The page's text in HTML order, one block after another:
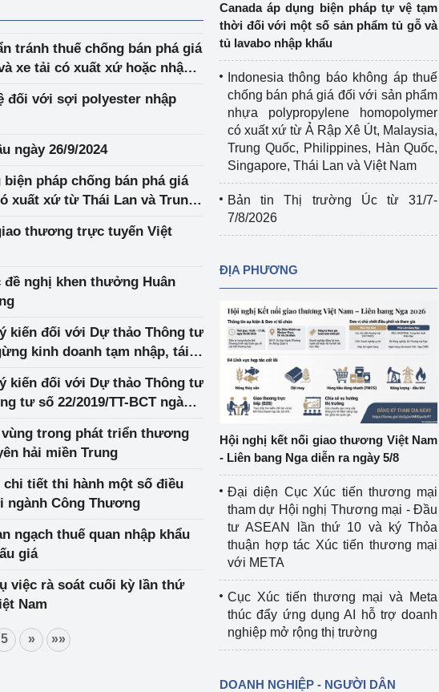
nghiệp vụ kiểm định kỹ thuật an toàn
Video bảo vệ môi trường
Album ảnh bảo vệ môi trường
Đọc báo giúp bạn
tư tưởng của Đảng
mại Khu vực miền Bắc
Khu vực miền Trung
Khu vực miền Nam
ngoàiHiệp định EVFTA
Thị trường châu Á – châu Phi
Thị trường châu Âu – châu Mỹ
nước
đưa nghị quyết
vào cuộc sống
Công nghiệp nền tảng
Sản xuất công nghiệp
lượng
tránh thuế chống bán phá giá
xe tải có xuất xứ hoặc nhập
đối với sợi polyester nhập
ngày 26/9/2024
pháp chống bán phá giá
xuất xứ từ Thái Lan và Trung
thương trực tuyến Việt
đề nghị khen thưởng Huân
kiến đối với Dự thảo Thông tư
kinh doanh tạm nhập, tái
kiến đối với Dự thảo Thông tư
tư số 22/2019/TT-BCT ngày
trong phát triển thương
hải miền Trung
tiết thi hành một số điều
ngành Công Thương
ngạch thuế quan nhập khẩu
giá
việc rà soát cuối kỳ lần thứ
Nam
5 » »»
Canada áp dụng biện pháp tự vệ tạm
thời đối với một số sản phẩm tủ gỗ và
tủ lavabo nhập khẩu
Indonesia thông báo không áp thuế
chống bán phá giá đối với sản phẩm
nhựa polypropylene homopolymer
có xuất xứ từ Ả Rập Xê Út, Malaysia,
Trung Quốc, Philippines, Hàn Quốc,
Singapore, Thái Lan và Việt Nam
Bản tin Thị trường Úc từ 31/7-
7/8/2026
ĐỊA PHƯƠNG
Hội nghị kết nối giao thương Việt Nam
- Liên bang Nga diễn ra ngày 5/8
Đại diện Cục Xúc tiến thương mại
tham dự Hội nghị Thương mại - Đầu
tư ASEAN lần thứ 10 và ký Thỏa
thuận hợp tác Xúc tiến thương mại
với META
Cục Xúc tiến thương mại và Meta
thúc đẩy ứng dụng AI hỗ trợ doanh
nghiệp mở rộng thị trường
DOANH NGHIỆP - NGƯỜI DÂN